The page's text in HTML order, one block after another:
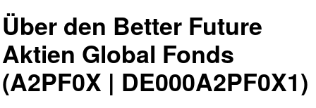
Über den Better Future
Aktien Global Fonds
(A2PF0X | DE000A2PF0X1)